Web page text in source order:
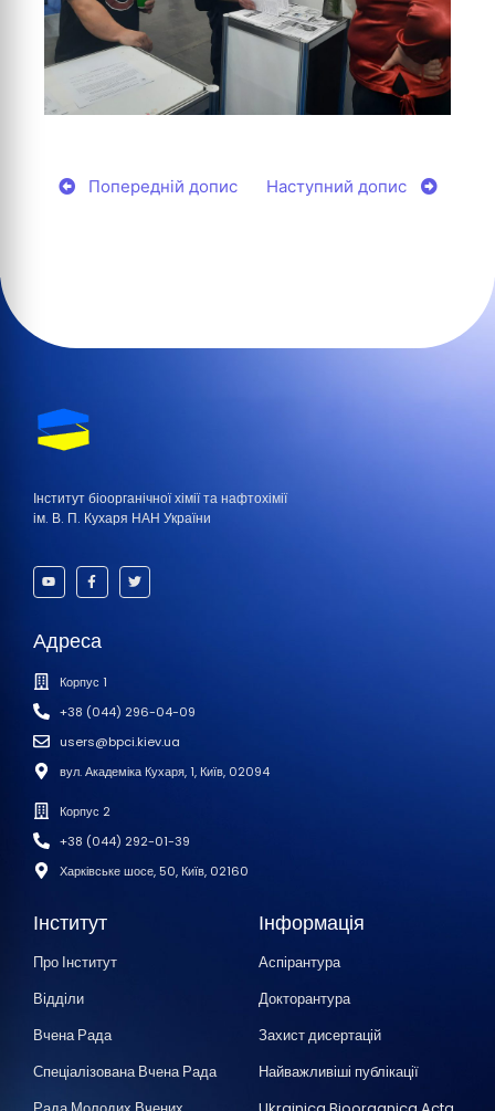
Попередній допис Наступний допис
Інститут біоорганічної хімії та нафтохімії
ім. В. П. Кухаря НАН України
Адреса
Корпус 1
+38 (044) 296-04-09
users@bpci.kiev.ua
вул. Академіка Кухаря, 1, Київ, 02094
Корпус 2
+38 (044) 292-01-39
Харківське шосе, 50, Київ, 02160
Інститут
Про Інститут
Відділи
Вчена Рада
Спеціалізована Вчена Рада
Інформація
Аспірантура
Докторантура
Захист дисертацій
Найважливіші публікації